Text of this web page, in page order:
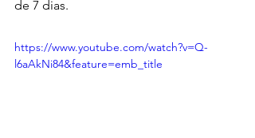
de 7 dias.
https://www.youtube.com/watch?v=Q-
l6aAkNi84&feature=emb_title